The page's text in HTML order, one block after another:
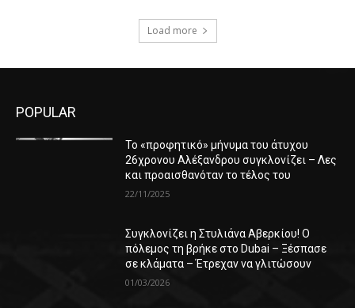
Load more
POPULAR
Το «προφητικό» μήνυμα του άτυχου
26χρονου Αλέξανδρου συγκλονίζει – Λες
και προαισθανόταν το τέλος του
22/11/2025
Συγκλονίζει η Στυλιάνα Αβερκίου! Ο
πόλεμος τη βρήκε στο Dubai – Ξέσπασε
σε κλάματα – Έτρεχαν να γλιτώσουν
01/03/2026